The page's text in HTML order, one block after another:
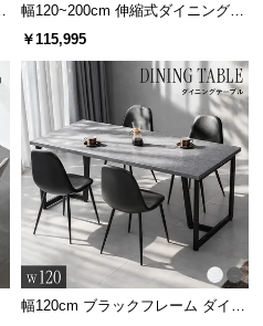
幅120~200cm 伸縮式ダイニング5
点セット
￥115,995
幅120cm ブラックフレーム ダイニ